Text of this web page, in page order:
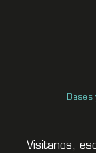
Bases
Visitanos,